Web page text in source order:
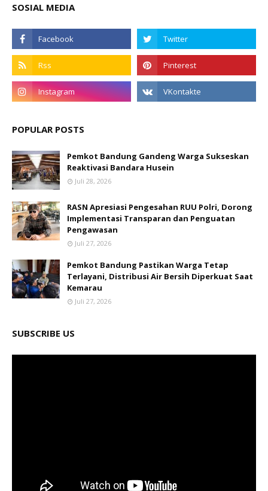
SOSIAL MEDIA
POPULAR POSTS
Pemkot Bandung Gandeng Warga Sukseskan
Reaktivasi Bandara Husein
Juli 28, 2026
RASN Apresiasi Pengesahan RUU Polri, Dorong
Implementasi Transparan dan Penguatan
Pengawasan
Juli 27, 2026
Pemkot Bandung Pastikan Warga Tetap
Terlayani, Distribusi Air Bersih Diperkuat Saat
Kemarau
Juli 27, 2026
SUBSCRIBE US